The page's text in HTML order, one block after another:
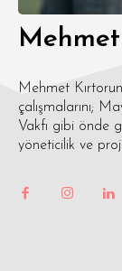
Mehmet
çalışmalarını;
Vakfı gibi önde
yöneticilik ve